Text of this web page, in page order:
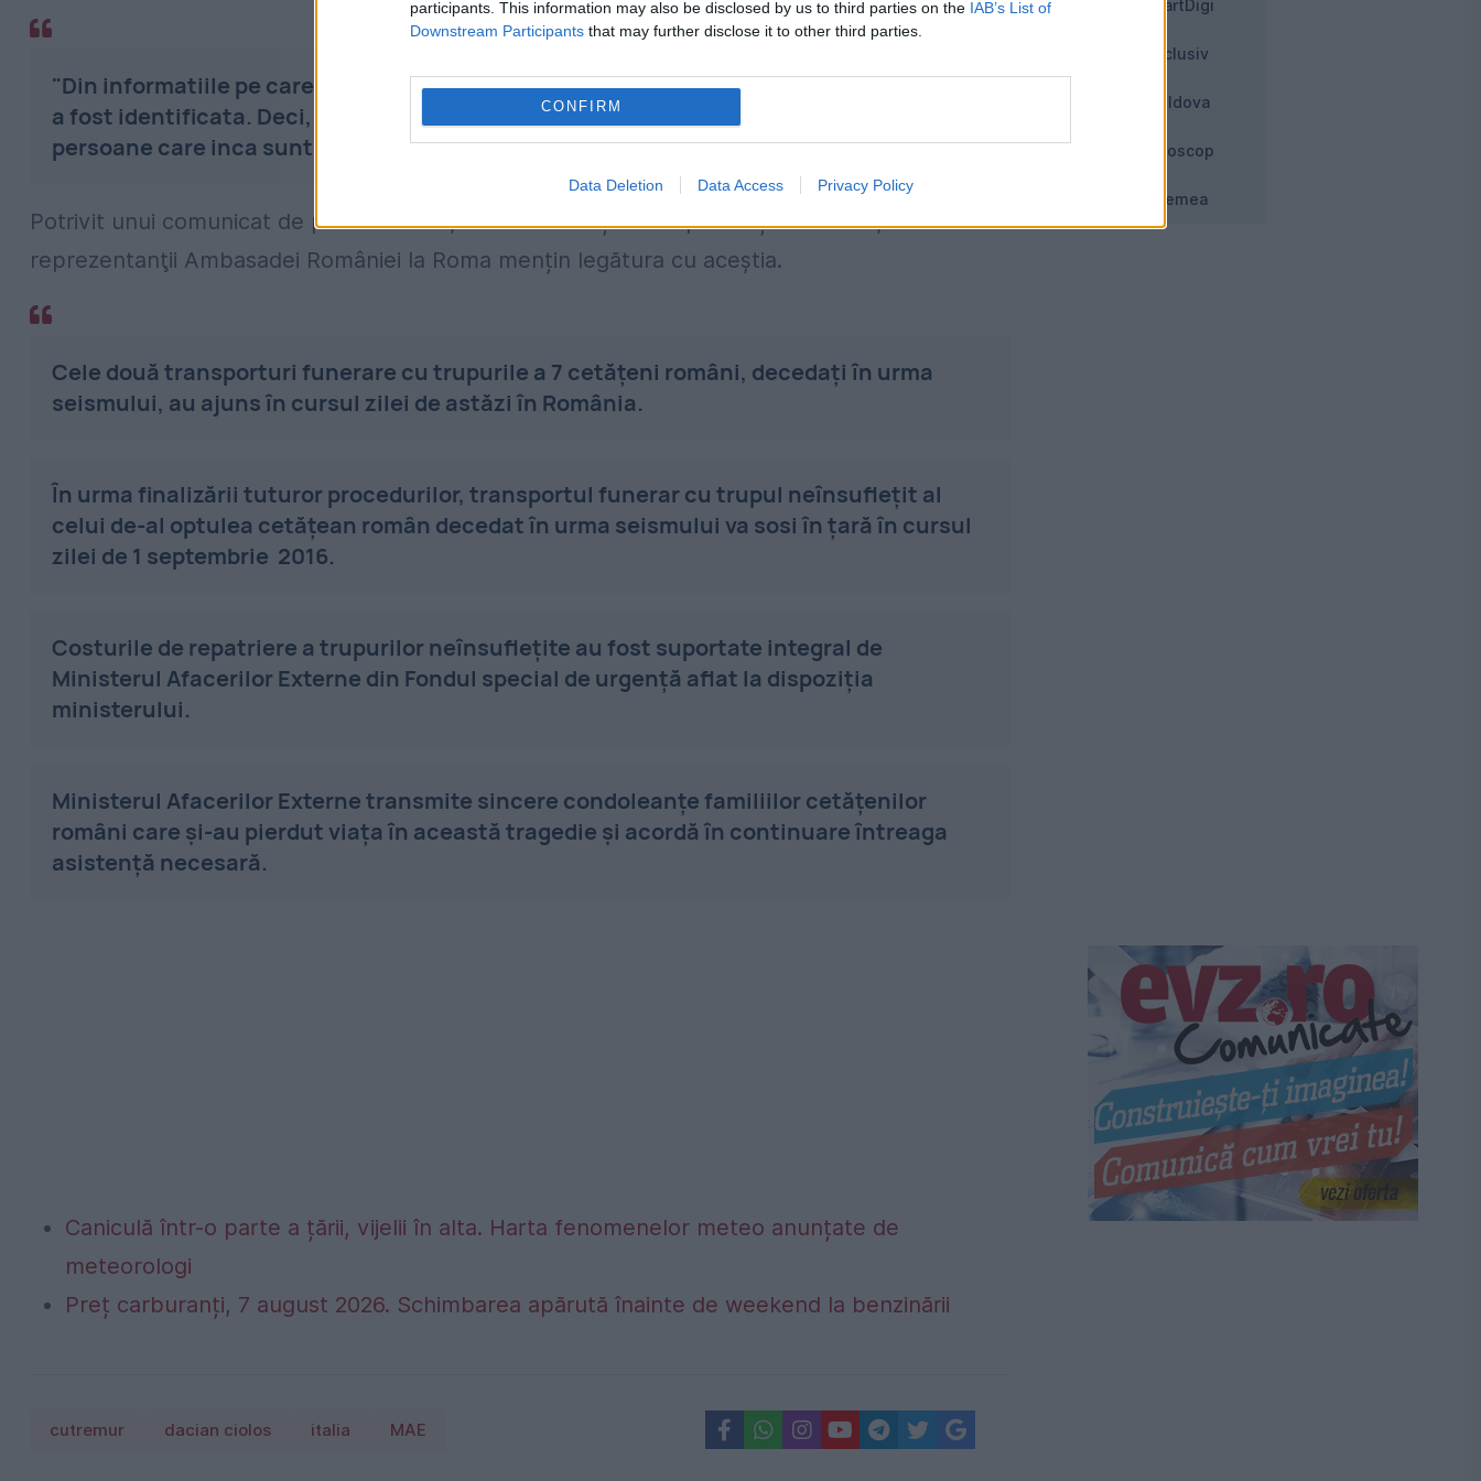
participants. This information may also be disclosed by us to third parties on the IAB’s List of
Downstream Participants that may further disclose it to other third parties.
CONFIRM
Data Deletion Data Access Privacy Policy
"Din informatiile pe care le am de astazi, si acea persoana, care fusese data disparuta,
a fost identificata. Deci, nu mai avem practic persoane disparute, avem doar aceste
persoane care inca sunt spitalizate", a afirmat premierul Dacian Ciolos.
Potrivit unui comunicat de presă al MAE, numărul cetățenilor spitalizați este de 5, iar
reprezentanţii Ambasadei României la Roma mențin legătura cu aceștia.
Cele două transporturi funerare cu trupurile a 7 cetăţeni români, decedaţi în urma
seismului, au ajuns în cursul zilei de astăzi în România.
În urma finalizării tuturor procedurilor, transportul funerar cu trupul neînsufleţit al
celui de-al optulea cetăţean român decedat în urma seismului va sosi în țară în cursul
zilei de 1 septembrie 2016.
Costurile de repatriere a trupurilor neînsuflețite au fost suportate integral de
Ministerul Afacerilor Externe din Fondul special de urgență aflat la dispoziția
ministerului.
Ministerul Afacerilor Externe transmite sincere condoleanţe familiilor cetăţenilor
români care şi-au pierdut viaţa în această tragedie şi acordă în continuare întreaga
asistență necesară.
Caniculă într-o parte a țării, vijelii în alta. Harta fenomenelor meteo anunțate de
meteorologi
Preț carburanți, 7 august 2026. Schimbarea apărută înainte de weekend la benzinării
cutremur dacian ciolos italia MAE
SmartDigi
Exclusiv
Moldova
Horoscop
Vremea